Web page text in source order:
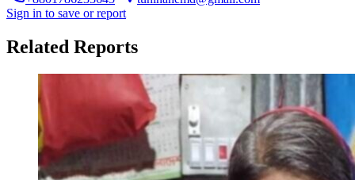
Sign in to save or report
Related Reports